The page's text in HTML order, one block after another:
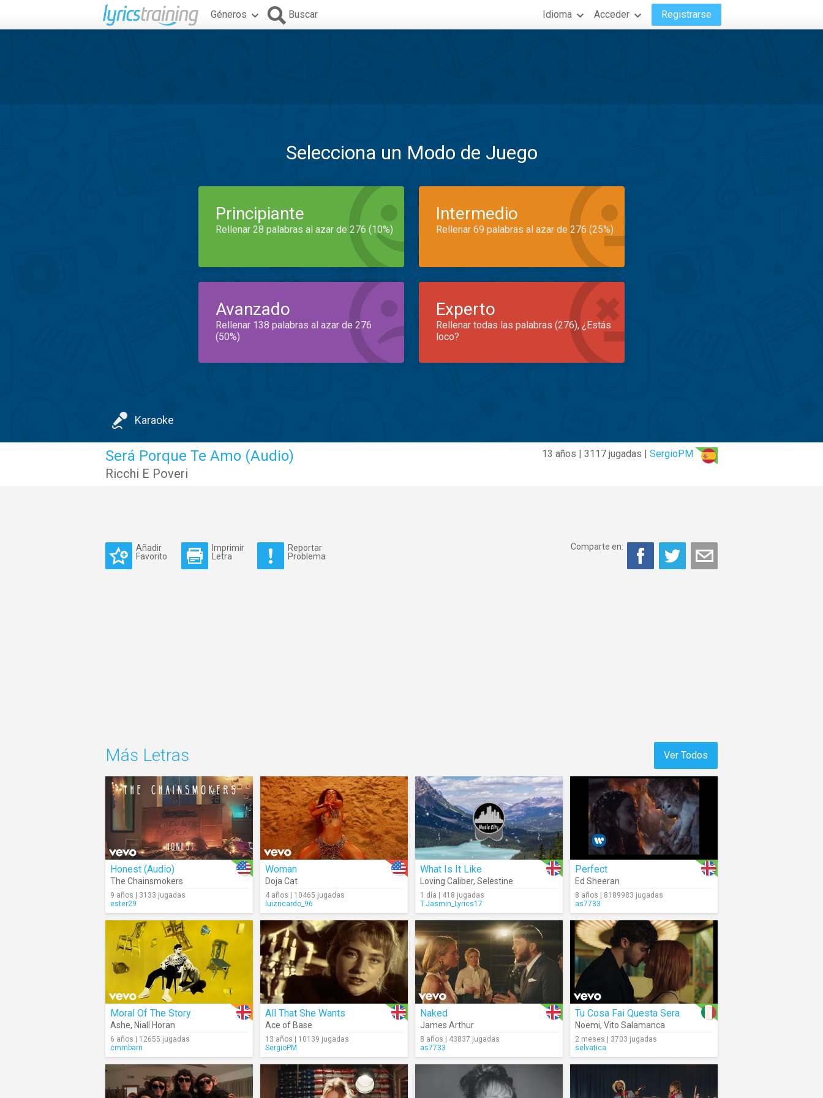
Géneros Buscar Idioma Acceder Registrarse
Selecciona un Modo de Juego
Principiante
Rellenar 28 palabras al azar de 276 (10%)
Intermedio
Rellenar 69 palabras al azar de 276 (25%)
Avanzado
Rellenar 138 palabras al azar de 276
(50%)
Experto
Rellenar todas las palabras (276), ¿Estás
loco?
Karaoke
13 años | 3117 jugadas | SergioPM
Será Porque Te Amo (Audio)
Ricchi E Poveri
Añadir
Favorito
Imprimir
Letra
Reportar
Problema
Comparte en:
Ver Todos
Más Letras
Honest (Audio)
The Chainsmokers
9 años | 3133 jugadas
ester29
Woman
Doja Cat
4 años | 10465 jugadas
luizricardo_96
What Is It Like
Loving Caliber, Selestine
1 día | 418 jugadas
T.Jasmin_Lyrics17
Perfect
Ed Sheeran
8 años | 8189983 jugadas
as7733
Moral Of The Story
Ashe, Niall Horan
6 años | 12655 jugadas
cmmbarn
All That She Wants
Ace of Base
13 años | 10139 jugadas
SergioPM
Naked
James Arthur
8 años | 43837 jugadas
as7733
Tu Cosa Fai Questa Sera
Noemi, Vito Salamanca
2 meses | 3703 jugadas
selvatica